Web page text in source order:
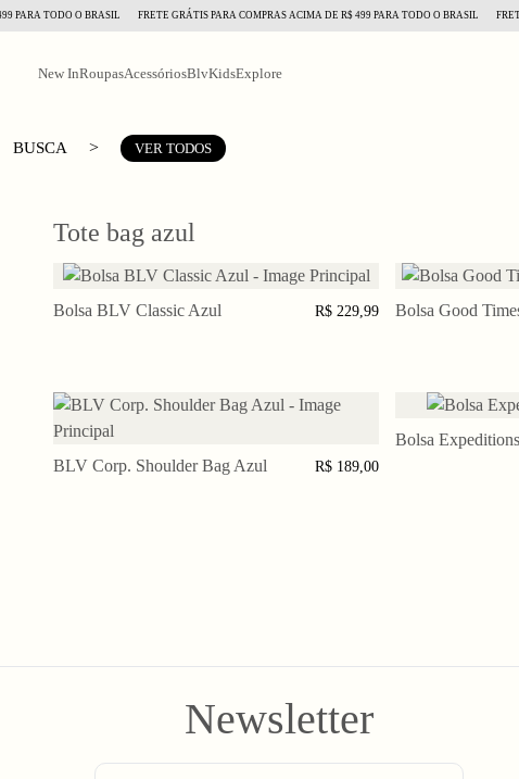
PARA TODO O BRASIL FRETE GRÁTIS PARA COMPRAS ACIMA DE R$ 499 PARA TODO O BRASIL
New InRoupasAcessóriosBlvKidsExplore
BUSCA > VER TODOS
Tote bag azul
ADICIONAR AO CARRINHO
Bolsa BLV Classic Azul R$ 229,99 Bolsa Good
ADICIONAR AO CARRINHO
BLV Corp. Shoulder Bag Azul R$ 189,00
Bolsa Expeditions
Newsletter